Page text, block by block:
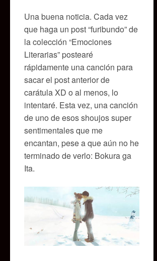
Una buena noticia. Cada vez
que haga un post “furibundo” de
la colección “Emociones
Literarias” postearé
rápidamente una canción para
sacar el post anterior de
carátula XD o al menos, lo
intentaré. Esta vez, una canción
de uno de esos shoujos super
sentimentales que me
encantan, pese a que aún no he
terminado de verlo: Bokura ga
Ita.